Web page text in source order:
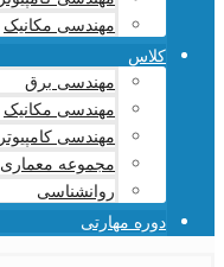
مهندسی مکانیک
کلاس
مهندسی برق
مهندسی مکانیک
مهندسی کامپیوتر
مجموعه معماری
روانشناسی
دوره مهارتی